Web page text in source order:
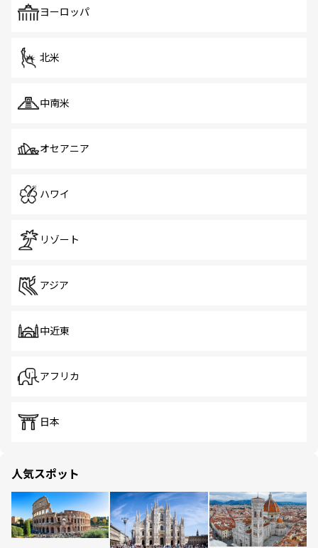
で、ホーカーズは地元の風情を楽しめる外せないスポット
ヨーロッパ
北米
中南米
オセアニア
ハワイ
リゾート
アジア
中近東
アフリカ
日本
人気スポット